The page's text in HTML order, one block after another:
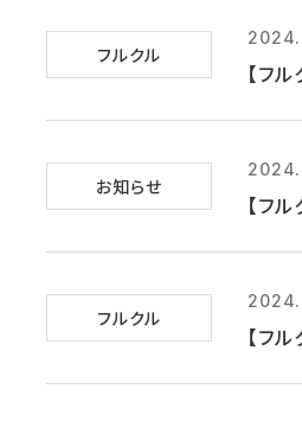
フルクル
【フ
お知らせ
【フ
フルクル
【フ